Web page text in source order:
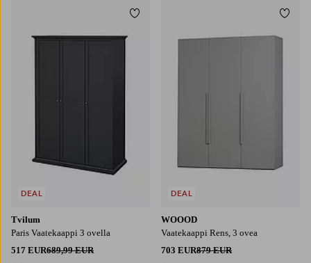
Tvilum
Paris Vaatekaappi 3 ovella
517 EUR689,99 EUR
DEAL
Lisää suosikkeihin
WOOOD
Vaatekaappi Rens, 3 ovea
703 EUR879 EUR
DEAL